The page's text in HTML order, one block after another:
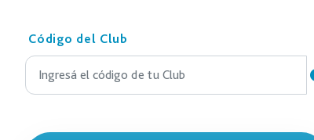
Código del Club